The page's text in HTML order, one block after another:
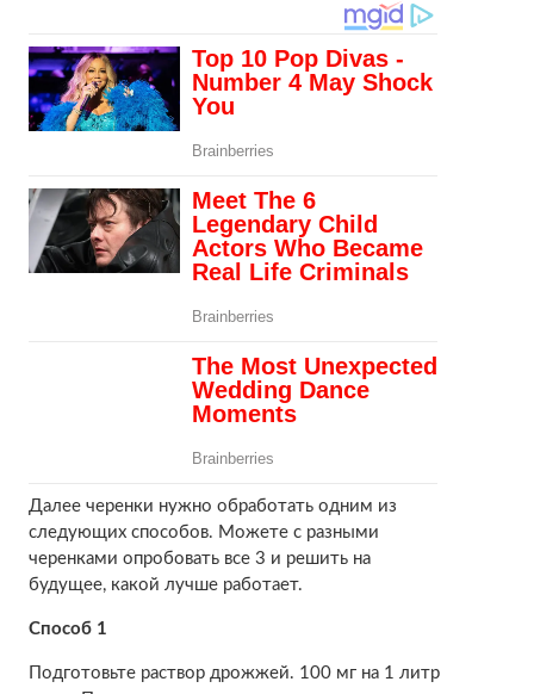
Далее черенки нужно обработать одним из
следующих способов. Можете с разными
черенками опробовать все 3 и решить на
будущее, какой лучше работает.
Способ 1
Подготовьте раствор дрожжей. 100 мг на 1 литр